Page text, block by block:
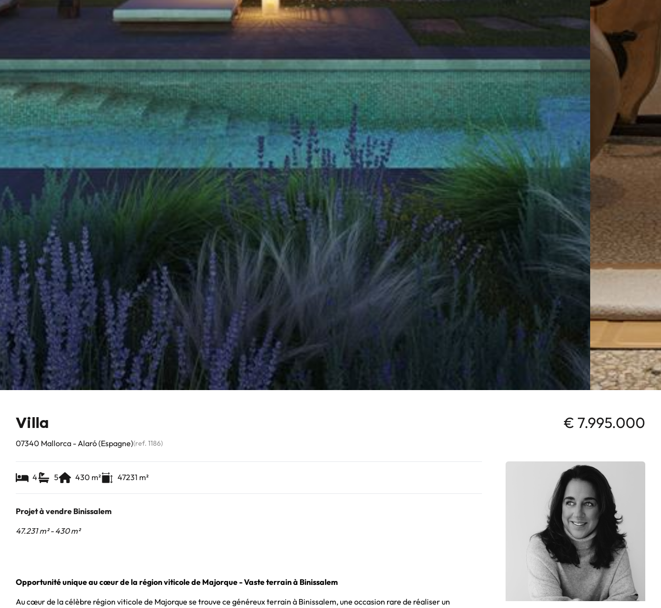
Villa € 7.995.000
07340 Mallorca - Alaró (Espagne)(ref. 1186)
4 5 430 m² 47231 m²
Projet à vendre Binissalem
47.231 m² - 430 m²
Opportunité unique au cœur de la région viticole de Majorque - Vaste terrain à Binissalem
Au cœur de la célèbre région viticole de Majorque se trouve ce généreux terrain à Binissalem, une occasion rare de réaliser un